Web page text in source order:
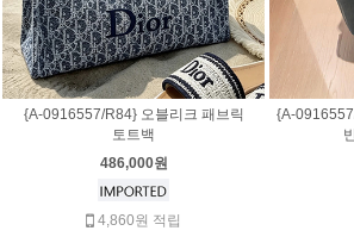
{A-0916557/R84} 오블리크 패브릭
토트백
486,000원
4,860원 적립
{A-